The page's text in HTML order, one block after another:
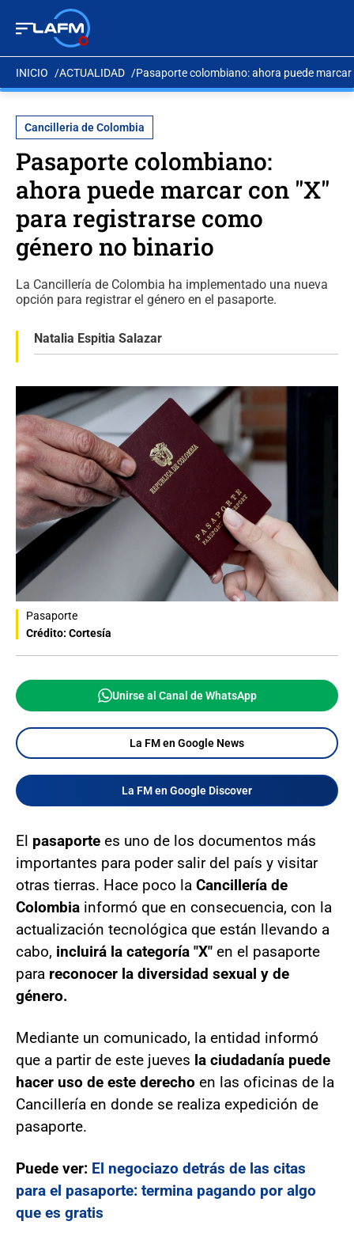
INICIO ACTUALIDAD Pasaporte colombiano: ahora puede
Cancilleria de Colombia
Pasaporte colombiano:
ahora puede marcar con "X"
para registrarse como
género no binario
La Cancillería de Colombia ha implementado una nueva
opción para registrar el género en el pasaporte.
Natalia Espitia Salazar
Pasaporte
Crédito: Cortesía
Unirse al Canal de WhatsApp
La FM en Google News
La FM en Google Discover
El pasaporte es uno de los documentos más
importantes para poder salir del país y visitar
otras tierras. Hace poco la Cancillería de
Colombia informó que en consecuencia, con la
actualización tecnológica que están llevando a
cabo, incluirá la categoría "X" en el pasaporte
para reconocer la diversidad sexual y de
género.
Mediante un comunicado, la entidad informó
que a partir de este jueves la ciudadanía puede
hacer uso de este derecho en las oficinas de la
Cancillería en donde se realiza expedición de
pasaporte.
Puede ver: El negociazo detrás de las citas
para el pasaporte: termina pagando por algo
que es gratis